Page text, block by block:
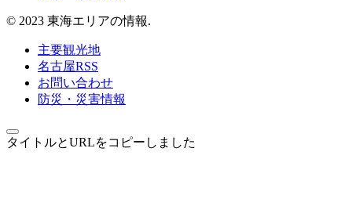
© 2023 東海エリアの情報.
主要観光地
名古屋RSS
お問い合わせ
防災・災害情報
タイトルとURLをコピーしました